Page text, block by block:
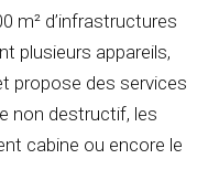
m² d’infrastructures
plusieurs appareils,
propose des services
non destructif, les
cabine ou encore le